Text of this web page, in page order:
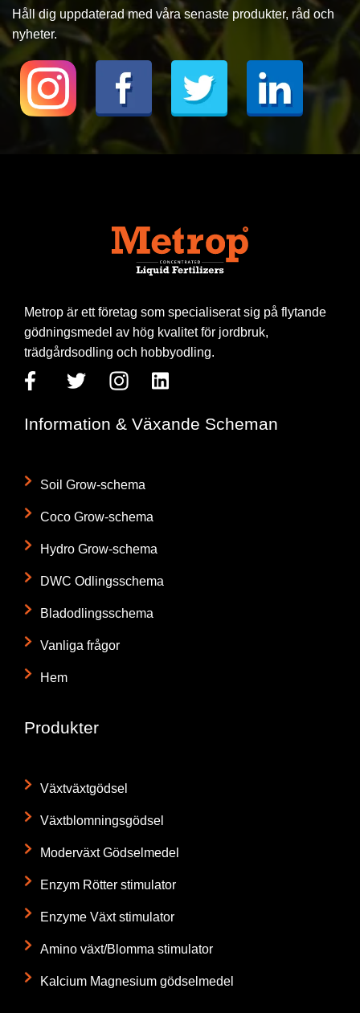
Håll dig uppdaterad med våra senaste produkter, råd och
nyheter.
Metrop är ett företag som specialiserat sig på flytande
gödningsmedel av hög kvalitet för jordbruk,
trädgårdsodling och hobbyodling.
Information & Växande Scheman
Soil Grow-schema
Coco Grow-schema
Hydro Grow-schema
DWC Odlingsschema
Bladodlingsschema
Vanliga frågor
Hem
Produkter
Växtväxtgödsel
Växtblomningsgödsel
Moderväxt Gödselmedel
Enzym Rötter stimulator
Enzyme Växt stimulator
Amino växt/Blomma stimulator
Kalcium Magnesium gödselmedel